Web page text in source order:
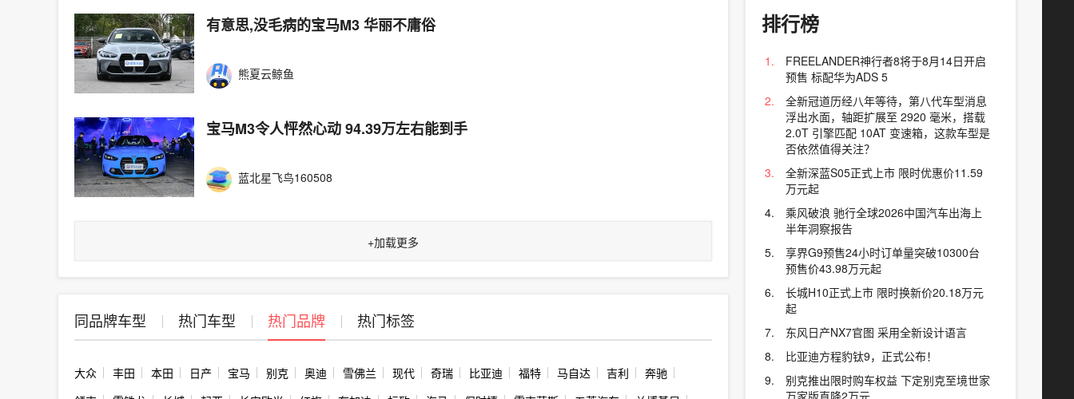
有意思,没毛病的宝马M3 华丽不庸俗
熊夏云鲸鱼
宝马M3令人怦然心动 94.39万左右能到手
蓝北星飞鸟160508
+加载更多
同品牌车型 热门车型 热门品牌 热门标签
大众 丰田 本田 日产 宝马 别克 奥迪 雪佛兰 现代 奇瑞 比亚迪 福特 马自达 吉利
奔驰
排行榜
FREELANDER神行者8将于8月14日开启
预售 标配华为ADS 5
全新冠道历经八年等待，第八代车型消息
浮出水面，轴距扩展至 2920 毫米，搭载
2.0T 引擎匹配 10AT 变速箱，这款车型是
否依然值得关注？
全新深蓝S05正式上市 限时优惠价11.59
万元起
乘风破浪 驰行全球2026中国汽车出海上
半年洞察报告
享界G9预售24小时订单量突破10300台
预售价43.98万元起
长城H10正式上市 限时换新价20.18万元
起
东风日产NX7官图 采用全新设计语言
比亚迪方程豹钛9，正式公布！
别克推出限时购车权益 下定别克至境世家
万家版直降2万元